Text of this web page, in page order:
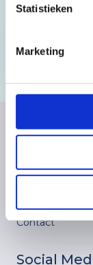
Statistieken
Marketing
Aanvragen
Werken bij
Contact
Social